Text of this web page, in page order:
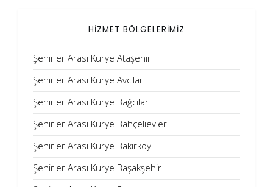
HİZMET BÖLGELERİMİZ
Şehirler Arası Kurye Ataşehir
Şehirler Arası Kurye Avcılar
Şehirler Arası Kurye Bağcılar
Şehirler Arası Kurye Bahçelievler
Şehirler Arası Kurye Bakırköy
Şehirler Arası Kurye Başakşehir